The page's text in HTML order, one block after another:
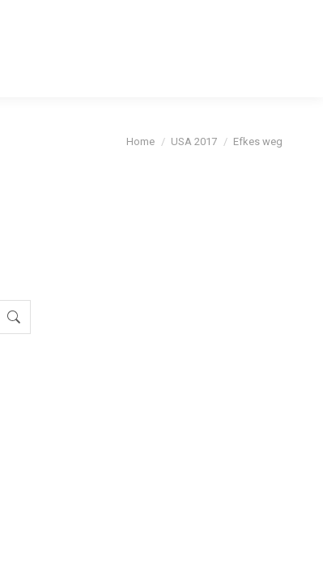
Je bent hier:
Home USA 2017 Efkes weg